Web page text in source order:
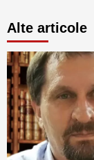
Alte articole